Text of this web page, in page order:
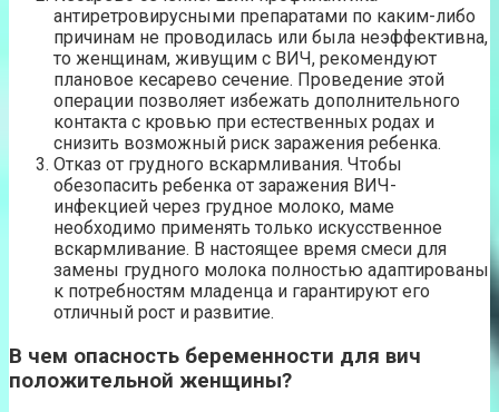
антиретровирусными препаратами по каким-либо
причинам не проводилась или была неэффективна,
то женщинам, живущим с ВИЧ, рекомендуют
плановое кесарево сечение. Проведение этой
операции позволяет избежать дополнительного
контакта с кровью при естественных родах и
снизить возможный риск заражения ребенка.
Отказ от грудного вскармливания. Чтобы
обезопасить ребенка от заражения ВИЧ-
инфекцией через грудное молоко, маме
необходимо применять только искусственное
вскармливание. В настоящее время смеси для
замены грудного молока полностью адаптированы
к потребностям младенца и гарантируют его
отличный рост и развитие.
В чем опасность беременности для вич
положительной женщины?